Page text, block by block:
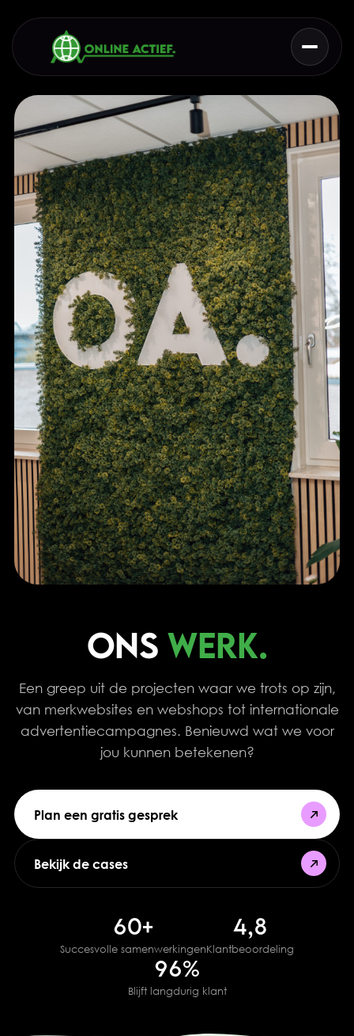
ONSWERK.
Een greep uit de projecten waar we trots op zijn,
van merkwebsites en webshops tot internationale
advertentiecampagnes. Benieuwd wat we voor
jou kunnen betekenen?
Plan een gratis gesprek
Plan een gratis gesprek
Bekijk de cases
Bekijk de cases
60+
Succesvolle samenwerkingen
4,8
Klantbeoordeling
96%
Blijft langdurig klant